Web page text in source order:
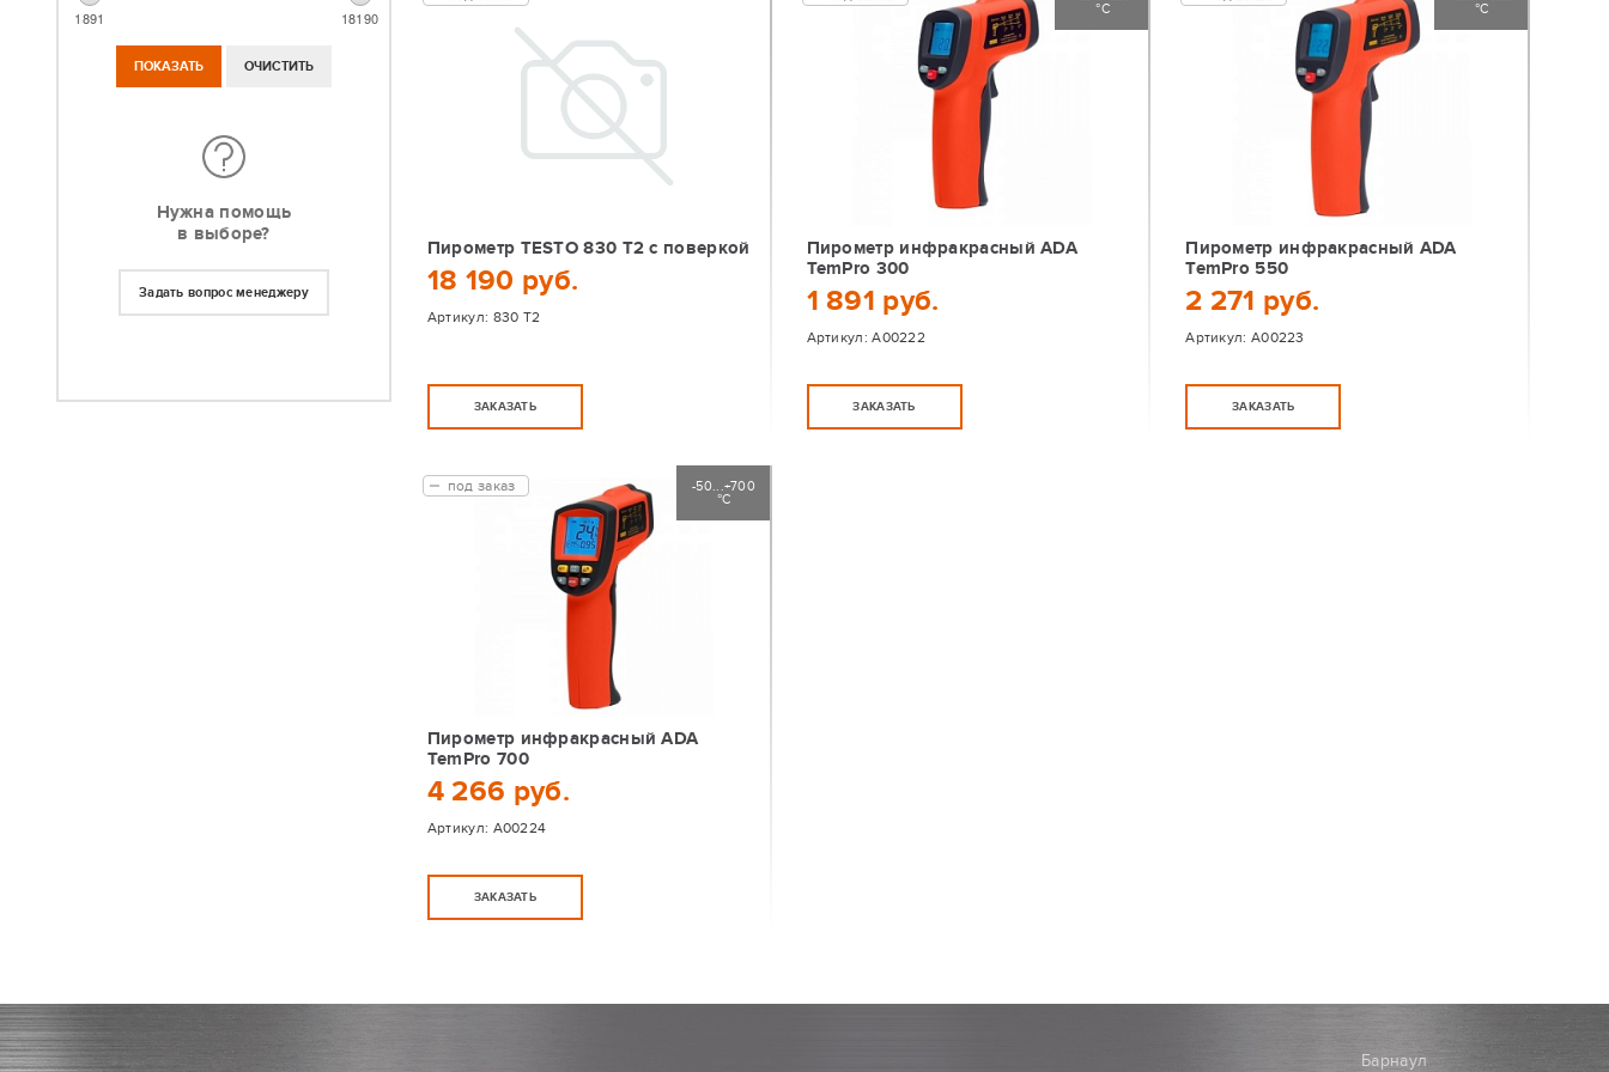
1891 18190
Нужна помощь
в выборе?
Задать вопрос менеджеру
Пирометр TESTO 830 T2 с поверкой
18 190 руб.
Артикул: 830 Т2
ЗАКАЗАТЬ
Пирометр инфракрасный ADA
TemPro 300
1 891 руб.
Артикул:А00222
ЗАКАЗАТЬ
°С
Пирометр инфракрасный ADA
TemPro 550
2 271 руб.
Артикул: А00223
ЗАКАЗАТЬ
°С
Пирометр инфракрасный ADA
TemPro 700
4 266 руб.
Артикул: А00224
под заказ
ЗАКАЗАТЬ
-50...+700
°С
Барнаул